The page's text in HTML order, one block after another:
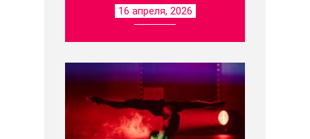
16 апреля, 2026